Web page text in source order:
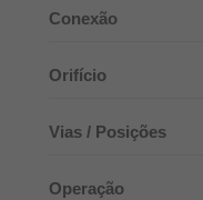
Conexão
Orifício
Vias / Posições
Operação